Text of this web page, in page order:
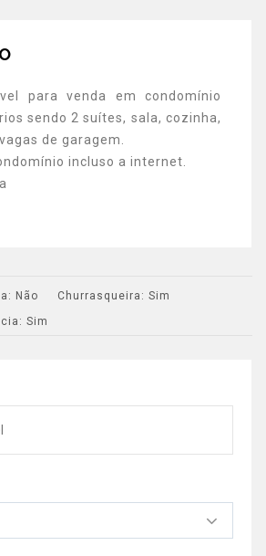
para venda em condomínio
sendo 2 suítes, sala, cozinha,
de garagem.
incluso a internet.
Não Churrasqueira: Sim
Sim